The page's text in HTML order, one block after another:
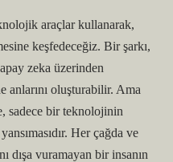
araçlar kullanarak,
keşfedeceğiz. Bir şarkı,
zeka üzerinden
anlarını oluşturabilir. Ama
sadece bir teknolojinin
Her çağda ve
dışa vuramayan bir insanın